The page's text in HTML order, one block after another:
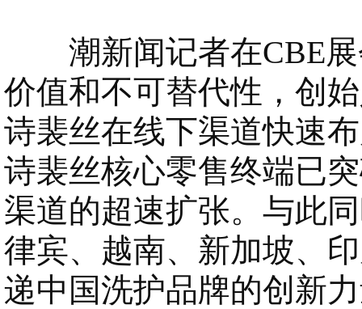
潮新闻记者在CBE展
价值和不可替代性，创
诗裴丝在线下渠道快速
诗裴丝核心零售终端已
渠道的超速扩张。与此
律宾、越南、新加坡、
递中国洗护品牌的创新